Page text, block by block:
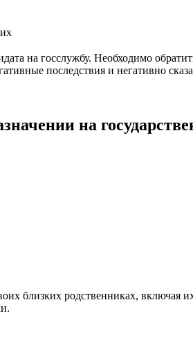
на госслужбу. Необходимо
последствия и негативно
на
близких родственниках, включая